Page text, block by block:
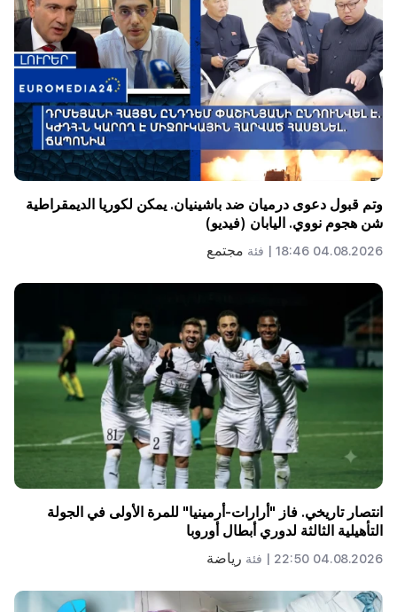
وتم قبول دعوى درميان ضد باشينيان. يمكن لكوريا الديمقراطية
شن هجوم نووي. اليابان (فيديو)
04.08.2026 18:46 | فئة مجتمع
انتصار تاريخي. فاز "أرارات-أرمينيا" للمرة الأولى في الجولة
التأهيلية الثالثة لدوري أبطال أوروبا
04.08.2026 22:50 | فئة رياضة